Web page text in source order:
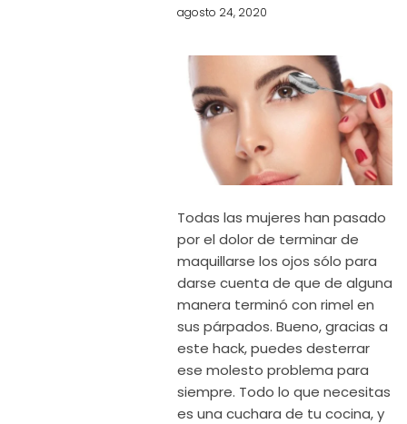
agosto 24, 2020
Todas las mujeres han pasado
por el dolor de terminar de
maquillarse los ojos sólo para
darse cuenta de que de alguna
manera terminó con rimel en
sus párpados. Bueno, gracias a
este hack, puedes desterrar
ese molesto problema para
siempre. Todo lo que necesitas
es una cuchara de tu cocina, y